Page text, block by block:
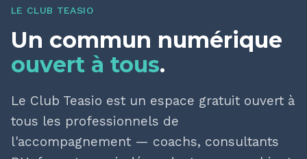
LE CLUB TEASIO
Un commun numérique
ouvert à tous.
Le Club Teasio est un espace gratuit ouvert à
tous les professionnels de
l'accompagnement — coachs, consultants